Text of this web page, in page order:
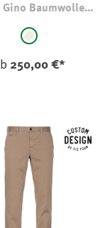
Gino Baumwolle-
auswählen
natur
250,00 €*